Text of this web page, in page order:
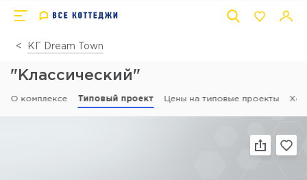
КГ Dream Town
"Классический"
О комплексе Типовый проект Цены на типовые проекты Ход